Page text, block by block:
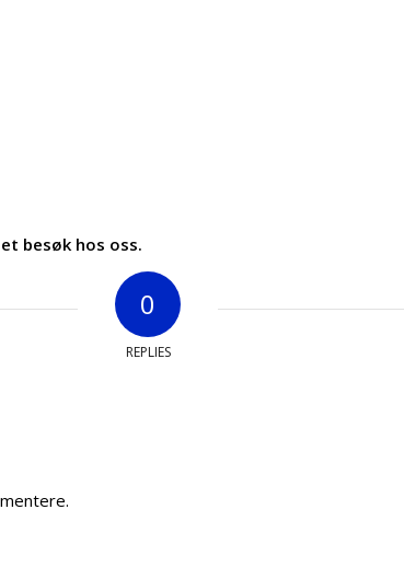
besøk hos oss.
0
REPLIES